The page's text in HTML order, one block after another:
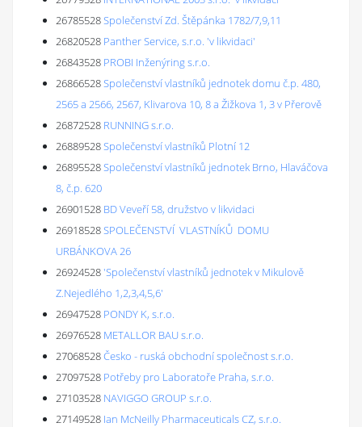
26785528Společenství Zd. Štěpánka 1782/7,9,11
26820528 Panther Service, s.r.o. 'v likvidaci'
26843528 PROBI Inženýring s.r.o.
26866528Společenství vlastníků jednotek domu č.p. 480,
2565 a 2566, 2567, Klivarova 10, 8 a Žižkova 1, 3 v Přerově
26872528 RUNNING s.r.o.
26889528Společenství vlastníků Plotní 12
26895528Společenství vlastníků jednotek Brno, Hlaváčova
8, č.p. 620
26901528 BD Veveří 58, družstvo v likvidaci
26918528SPOLEČENSTVÍ VLASTNÍKŮ DOMU
URBÁNKOVA 26
26924528'Společenství vlastníků jednotek v Mikulově
Z.Nejedlého 1,2,3,4,5,6'
26947528 PONDY K, s.r.o.
26976528 METALLOR BAU s.r.o.
27068528Česko - ruská obchodní společnost s.r.o.
27097528 Potřeby pro Laboratoře Praha, s.r.o.
27103528 NAVIGGO GROUP s.r.o.
27149528 Ian McNeilly Pharmaceuticals CZ, s.r.o.